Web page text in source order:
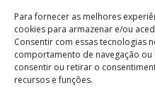
Para fornecer as melhores
cookies para armazenar e/ou
Consentir com essas tecnologias
comportamento de navegação ou
consentir ou retirar o
recursos e funções.